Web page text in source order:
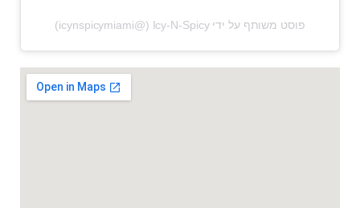
פוסט משותף על ידי ‏‎Icy-N-Spicy‎‏ (@‏‎icynspicymiami‎‏)